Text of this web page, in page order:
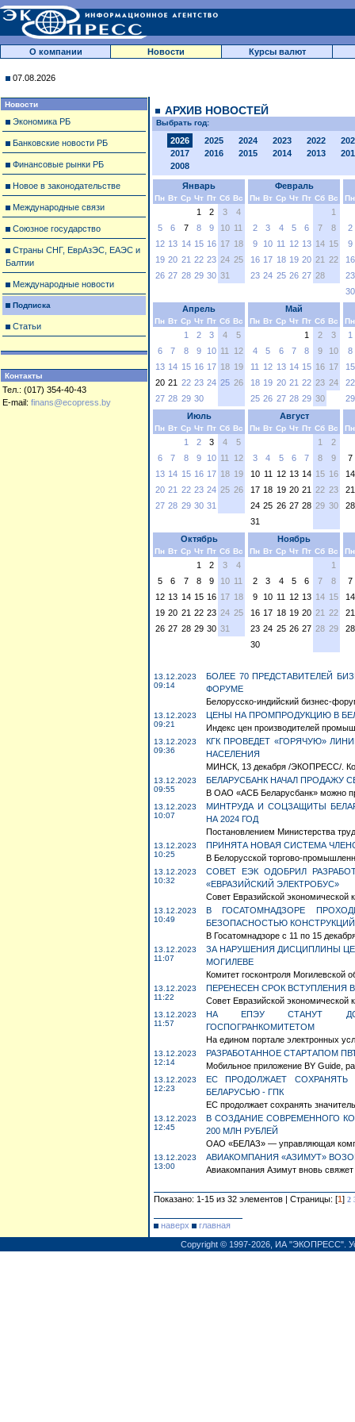
О компании Новости Курсы валют
07.08.2026
Новости
Экономика РБ
Банковские новости РБ
Финансовые рынки РБ
Новое в законодательстве
Международные связи
Союзное государство
Страны СНГ, ЕврАзЭС, ЕАЭС и
Балтии
Международные новости
Подписка
Статьи
Контакты
Тел.: (017) 354-40-43
E-mail: finans@ecopress.by
АРХИВ НОВОСТЕЙ
Выбрать год:
2026 2025 2024 2023 2022
2017
2016 2015 2014 2013
2008
Январь
Пн Вт Ср Чт Пт Сб Вс
1 2 3
4
5
6 7 8 9 10 11
12 13 14 15 16 17 18
19 20 21 22 23 24 25
26 27 28 29 30 31
Февраль
Пн Вт Ср Чт Пт Сб Вс
1
2
3 4 5 6 7
8
9
10 11 12 13 14 15
16 17 18 19 20 21 22
23 24 25 26 27 28
Пн
2
9
16
23
30
Апрель
Пн Вт Ср Чт Пт Сб Вс
1 2 3 4
5
6
7 8 9 10 11
12
13 14 15 16 17 18 19
20 21 22 23 24 25 26
27 28 29 30
Май
Пн Вт Ср Чт Пт Сб Вс
1 2
3
4
5 6 7 8 9
10
11
12 13 14 15 16 17
18 19 20 21 22 23 24
25 26 27 28 29 30
Пн
1
8
15
22
29
Июль
Пн Вт Ср Чт Пт Сб Вс
1 2 3 4
5
6
7 8 9 10 11
12
13 14 15 16 17 18 19
20 21 22 23 24 25 26
27 28 29 30 31
Август
Пн Вт Ср Чт Пт Сб Вс
1
2
3
4 5 6 7 8
9
10 11 12 13 14 15 16
17 18 19 20 21 22 23
24 25 26 27 28 29 30
31
Пн
7
14
21
28
Октябрь
Пн Вт Ср Чт Пт Сб Вс
1 2 3
4
5
6 7 8 9 10 11
12 13 14 15 16 17 18
19 20 21 22 23 24 25
26 27 28 29 30 31
Ноябрь
Пн Вт Ср Чт Пт Сб Вс
1
2
3 4 5 6 7
8
9
10 11 12 13 14 15
16 17 18 19 20 21 22
23 24 25 26 27 28 29
30
Пн
7
14
21
28
13.12.2023
09:14
БОЛЕЕ 70 ПРЕДСТАВИТЕЛЕЙ
ФОРУМЕ
Белорусско-индийский бизнес-
13.12.2023
09:21
ЦЕНЫ НА ПРОМПРОДУКЦИЮ В
Индекс цен производителей
13.12.2023
09:36
КГК ПРОВЕДЕТ «ГОРЯЧУЮ»
НАСЕЛЕНИЯ
МИНСК, 13 декабря /ЭКОПРЕСС/.
13.12.2023
09:55
БЕЛАРУСБАНК НАЧАЛ ПРОДАЖУ
В ОАО «АСБ Беларусбанк» можно
13.12.2023
10:07
МИНТРУДА И СОЦЗАЩИТЫ
НА 2024 ГОД
Постановлением Министерства
13.12.2023
10:25
ПРИНЯТА НОВАЯ СИСТЕМА
В Белорусской торгово-
13.12.2023
10:32
СОВЕТ ЕЭК ОДОБРИЛ
«ЕВРАЗИЙСКИЙ ЭЛЕКТРОБУС»
Совет Евразийской экономической
13.12.2023
10:49
В ГОСАТОМНАДЗОРЕ
БЕЗОПАСНОСТЬЮ
В Госатомнадзоре с 11 по 15
13.12.2023
11:07
ЗА НАРУШЕНИЯ ДИСЦИПЛИНЫ
МОГИЛЕВЕ
Комитет госконтроля Могилевской
13.12.2023
11:22
ПЕРЕНЕСЕН СРОК ВСТУПЛЕНИЯ
Совет Евразийской экономической
13.12.2023
11:57
НА ЕПЭУ СТАНУТ
ГОСПОГРАНКОМИТЕТОМ
На едином портале электронных
13.12.2023
12:14
РАЗРАБОТАННОЕ СТАРТАПОМ
Мобильное приложение BY Guide,
13.12.2023
12:23
ЕС ПРОДОЛЖАЕТ СОХРАНЯТЬ
БЕЛАРУСЬЮ - ГПК
ЕС продолжает сохранять
13.12.2023
12:45
В СОЗДАНИЕ СОВРЕМЕННОГО
200 МЛН РУБЛЕЙ
ОАО «БЕЛАЗ» — управляющая
13.12.2023
13:00
АВИАКОМПАНИЯ «АЗИМУТ»
Авиакомпания Азимут вновь
Показано: 1-15 из 32 элементов | Страницы: [1] 2
наверх
главная
Copyright © 1997-2026, ИА "ЭКОПРЕСС".